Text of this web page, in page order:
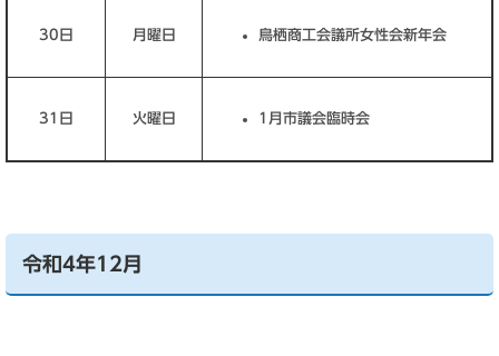
30日 月曜日 鳥栖商工会議所女性会新年会
31日 火曜日 1月市議会臨時会
令和4年12月